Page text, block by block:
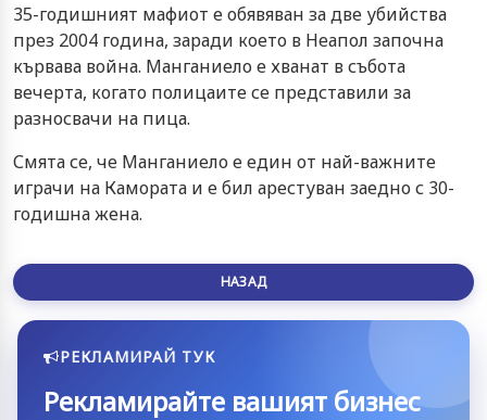
35-годишният мафиот е обявяван за две убийства
през 2004 година, заради което в Неапол започна
кървава война. Манганиело е хванат в събота
вечерта, когато полицаите се представили за
разносвачи на пица.
Смята се, че Манганиело е един от най-важните
играчи на Камората и е бил арестуван заедно с 30-
годишна жена.
НАЗАД
РЕКЛАМИРАЙ ТУК
Рекламирайте вашият бизнес